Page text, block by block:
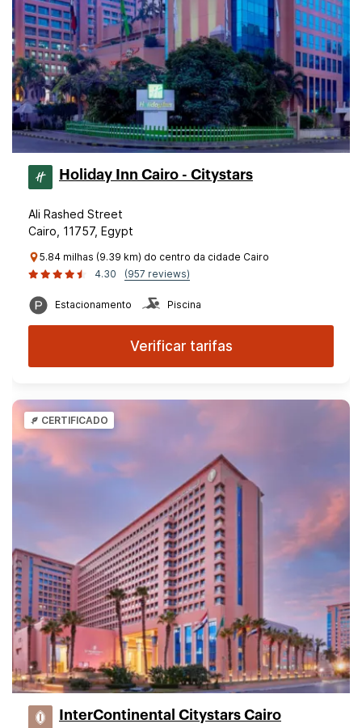
Holiday Inn Cairo - Citystars
Ali Rashed Street
Cairo, 11757, Egypt
5.84 milhas (9.39 km) do centro da cidade Cairo
4.30
(957 reviews)
Estacionamento Piscina
Verificar tarifas
CERTIFICADO
InterContinental Citystars Cairo